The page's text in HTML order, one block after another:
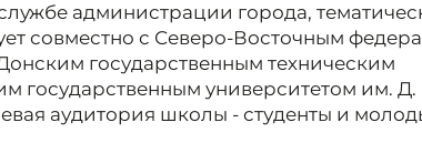
администрации города,
совместно с Северо-Восточным
государственным техническим
государственным университетом им. Д.
аудитория школы - студенты и